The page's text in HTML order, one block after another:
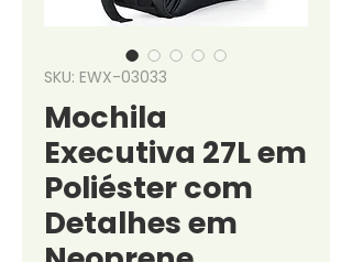
SKU: EWX-03033
Mochila
Executiva 27L em
Poliéster com
Detalhes em